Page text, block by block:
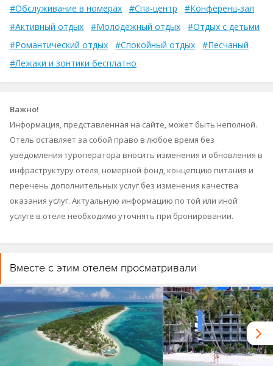
#Обслуживание в номерах
#Спа-центр
#Конференц-зал
#Активный отдых
#Молодежный отдых
#Отдых с детьми
#Романтический отдых
#Спокойный отдых
#Песчаный
#Лежаки и зонтики бесплатно
Важно!
Информация, представленная на сайте, может быть неполной.
Отель оставляет за собой право в любое время без
уведомления туроператора вносить изменения и обновления в
инфраструктуру отеля, номерной фонд, концепцию питания и
перечень дополнительных услуг без изменения качества
оказания услуг. Актуальную информацию по той или иной
услуге в отеле необходимо уточнять при бронировании.
Вместе с этим отелем просматривали